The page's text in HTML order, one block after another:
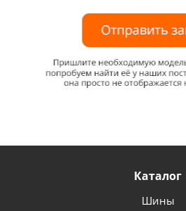
Каталог
Шины